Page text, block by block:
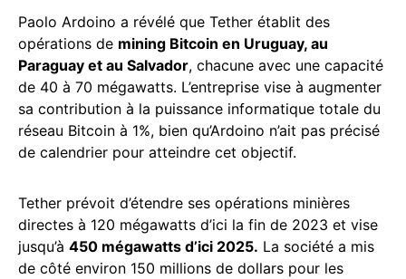
Paolo Ardoino a révélé que Tether établit des
opérations de mining Bitcoin en Uruguay, au
Paraguay et au Salvador, chacune avec une capacité
de 40 à 70 mégawatts. L’entreprise vise à augmenter
sa contribution à la puissance informatique totale du
réseau Bitcoin à 1%, bien qu’Ardoino n’ait pas précisé
de calendrier pour atteindre cet objectif.
Tether prévoit d’étendre ses opérations minières
directes à 120 mégawatts d’ici la fin de 2023 et vise
jusqu’à 450 mégawatts d’ici 2025. La société a mis
de côté environ 150 millions de dollars pour les